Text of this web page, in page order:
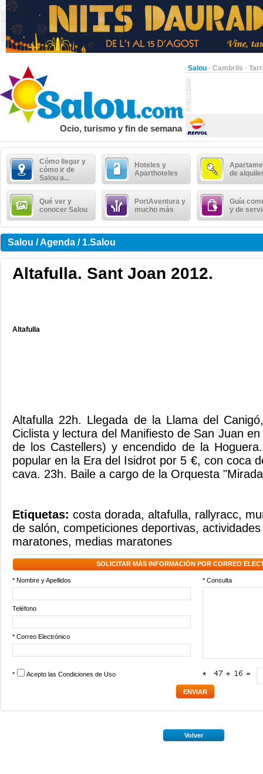
Salou · Cambrils ·
Ocio, turismo y fin de semana
Cómo llegar y
cómo ir de
Salou a...
Hoteles y
Aparthoteles
de
Qué ver y
conocer Salou
PortAventura y
mucho más
Guía
y de
Salou / Agenda / 1.Salou
Altafulla. Sant Joan 2012.
Altafulla
Altafulla 22h. Llegada de la Llama del
Ciclista y lectura del Manifiesto de San Juan
de los Castellers) y encendido de la
popular en la Era del Isidrot por 5 €, con coca
cava. 23h. Baile a cargo de la Orquesta
Etiquetas: costa dorada, altafulla, rallyracc,
de salón, competiciones deportivas,
maratones, medias maratones
SOLICITAR MÁS INFORMACIÓN POR CORREO
* Nombre y Apellidos * Consulta
Teléfono
* Correo Electrónico
* Acepto las Condiciones de Uso *
Volver